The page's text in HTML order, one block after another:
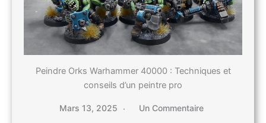
Peindre Orks Warhammer 40000 : Techniques et
conseils d’un peintre pro
Mars 13, 2025 Un Commentaire